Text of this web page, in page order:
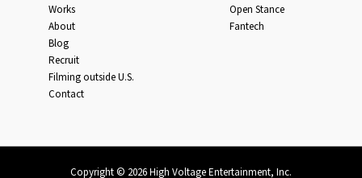
Works
About
Blog
Recruit
Filming outside U.S.
Contact
Open Stance
Fantech
Copyright © 2026 High Voltage Entertainment, Inc.